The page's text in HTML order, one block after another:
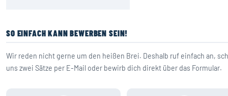
SO EINFACH KANN BEWERBEN SEIN!
Wir reden nicht gerne um den heißen Brei. Deshalb ruf einfach an,
uns zwei Sätze per E-Mail oder bewirb dich direkt über das Formular.